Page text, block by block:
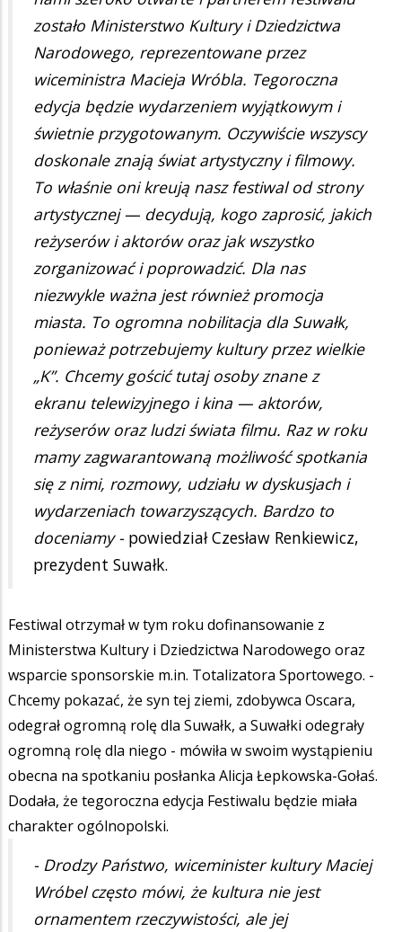
zostało Ministerstwo Kultury i Dziedzictwa
Narodowego, reprezentowane przez
wiceministra Macieja Wróbla. Tegoroczna
edycja będzie wydarzeniem wyjątkowym i
świetnie przygotowanym. Oczywiście wszyscy
doskonale znają świat artystyczny i filmowy.
To właśnie oni kreują nasz festiwal od strony
artystycznej — decydują, kogo zaprosić, jakich
reżyserów i aktorów oraz jak wszystko
zorganizować i poprowadzić. Dla nas
niezwykle ważna jest również promocja
miasta. To ogromna nobilitacja dla Suwałk,
ponieważ potrzebujemy kultury przez wielkie
„K”. Chcemy gościć tutaj osoby znane z
ekranu telewizyjnego i kina — aktorów,
reżyserów oraz ludzi świata filmu. Raz w roku
mamy zagwarantowaną możliwość spotkania
się z nimi, rozmowy, udziału w dyskusjach i
wydarzeniach towarzyszących. Bardzo to
doceniamy - powiedział Czesław Renkiewicz,
prezydent Suwałk.
Festiwal otrzymał w tym roku dofinansowanie z
Ministerstwa Kultury i Dziedzictwa Narodowego oraz
wsparcie sponsorskie m.in. Totalizatora Sportowego. -
Chcemy pokazać, że syn tej ziemi, zdobywca Oscara,
odegrał ogromną rolę dla Suwałk, a Suwałki odegrały
ogromną rolę dla niego - mówiła w swoim wystąpieniu
obecna na spotkaniu posłanka Alicja Łepkowska-Gołaś.
Dodała, że tegoroczna edycja Festiwalu będzie miała
charakter ogólnopolski.
- Drodzy Państwo, wiceminister kultury Maciej
Wróbel często mówi, że kultura nie jest
ornamentem rzeczywistości, ale jej